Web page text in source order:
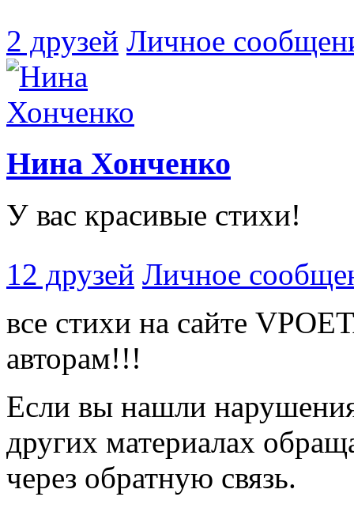
2 друзей Личное
Нина Хонченко
У вас красивые стихи!
12 друзей Личное
все стихи на сайте
авторам!!!
Если вы нашли
других материалах
через обратную связь.